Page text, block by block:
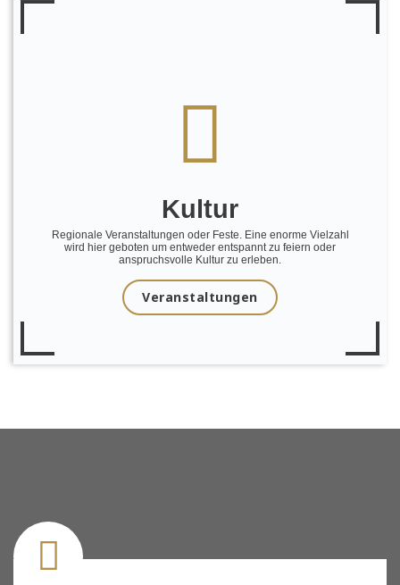
Kultur
Regionale Veranstaltungen oder Feste. Eine enorme Vielzahl
wird hier geboten um entweder entspannt zu feiern oder
anspruchsvolle Kultur zu erleben.
Veranstaltungen